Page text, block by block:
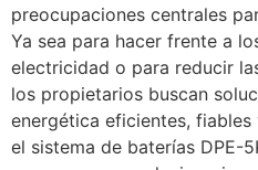
preocupaciones centrales
Ya sea para hacer frente a
electricidad o para reducir
los propietarios buscan
energética eficientes, fiables
el sistema de baterías DPE-